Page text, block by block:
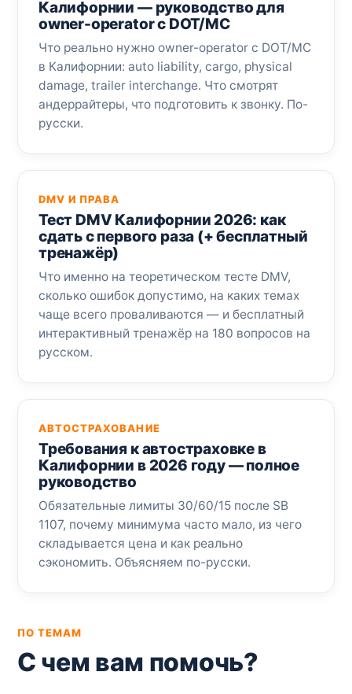
Калифорнии — руководство для
owner-operator с DOT/MC
Что реально нужно owner-operator с DOT/MC
в Калифорнии: auto liability, cargo, physical
damage, trailer interchange. Что смотрят
андеррайтеры, что подготовить к звонку. По-
русски.
DMV И ПРАВА
Тест DMV Калифорнии 2026: как
сдать с первого раза (+ бесплатный
тренажёр)
Что именно на теоретическом тесте DMV,
сколько ошибок допустимо, на каких темах
чаще всего проваливаются — и бесплатный
интерактивный тренажёр на 180 вопросов на
русском.
АВТОСТРАХОВАНИЕ
Требования к автостраховке в
Калифорнии в 2026 году — полное
руководство
Обязательные лимиты 30/60/15 после SB
1107, почему минимума часто мало, из чего
складывается цена и как реально
сэкономить. Объясняем по-русски.
ПО ТЕМАМ
С чем вам помочь?